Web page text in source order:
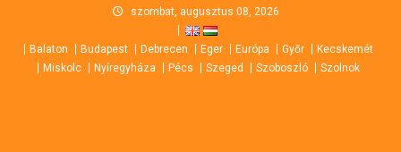
content
szombat, augusztus 08, 2026
Balaton Budapest Debrecen Eger Európa Győr
Kecskemét
Miskolc
Nyíregyháza Pécs Szeged Szoboszló Szolnok